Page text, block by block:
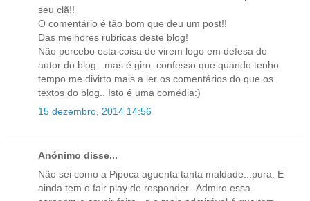
seu clã!!
O comentário é tão bom que deu um post!!
Das melhores rubricas deste blog!
Não percebo esta coisa de virem logo em defesa do
autor do blog.. mas é giro. confesso que quando tenho
tempo me divirto mais a ler os comentários do que os
textos do blog.. Isto é uma comédia:)
15 dezembro, 2014 14:56
Anónimo disse...
Não sei como a Pipoca aguenta tanta maldade...pura. E
ainda tem o fair play de responder.. Admiro essa